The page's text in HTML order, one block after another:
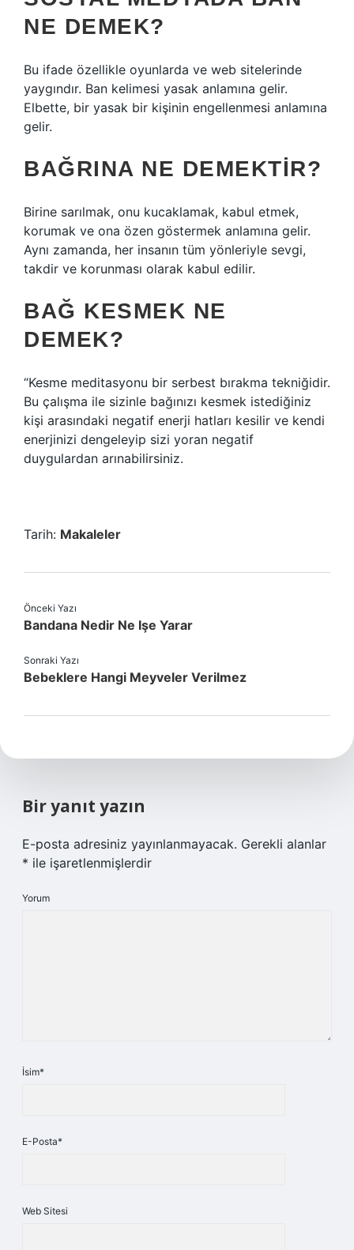
NE DEMEK?
Bu ifade özellikle oyunlarda ve web sitelerinde
yaygındır. Ban kelimesi yasak anlamına gelir.
Elbette, bir yasak bir kişinin engellenmesi anlamına
gelir.
BAĞRINA NE DEMEKTIR?
Birine sarılmak, onu kucaklamak, kabul etmek,
korumak ve ona özen göstermek anlamına gelir.
Aynı zamanda, her insanın tüm yönleriyle sevgi,
takdir ve korunması olarak kabul edilir.
BAĞ KESMEK NE
DEMEK?
“Kesme meditasyonu bir serbest bırakma tekniğidir.
Bu çalışma ile sizinle bağınızı kesmek istediğiniz
kişi arasındaki negatif enerji hatları kesilir ve kendi
enerjinizi dengeleyip sizi yoran negatif
duygulardan arınabilirsiniz.
Tarih: Makaleler
Önceki Yazı
Bandana Nedir Ne Işe Yarar
Sonraki Yazı
Bebeklere Hangi Meyveler Verilmez
Bir yanıt yazın
E-posta adresiniz yayınlanmayacak. Gerekli alanlar
* ile işaretlenmişlerdir
Yorum
İsim*
E-Posta*
Web Sitesi